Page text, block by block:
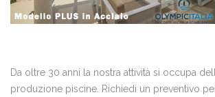
Da oltre 30 anni la nostra attività si occupa
produzione piscine. Richiedi un preventivo